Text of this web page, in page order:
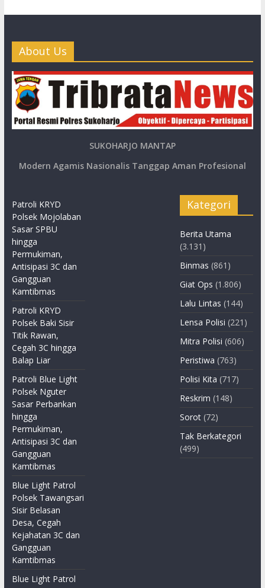
About Us
SUKOHARJO MANTAP
Modern Agamis Nasionalis Tanggap Aman Profesional
Patroli KRYD
Polsek Mojolaban
Sasar SPBU
hingga
Permukiman,
Antisipasi 3C dan
Gangguan
Kamtibmas
Patroli KRYD
Polsek Baki Sisir
Titik Rawan,
Cegah 3C hingga
Balap Liar
Patroli Blue Light
Polsek Nguter
Sasar Perbankan
hingga
Permukiman,
Antisipasi 3C dan
Gangguan
Kamtibmas
Blue Light Patrol
Polsek Tawangsari
Sisir Belasan
Desa, Cegah
Kejahatan 3C dan
Gangguan
Kamtibmas
Blue Light Patrol
Kategori
Berita Utama
(3.131)
Binmas (861)
Giat Ops (1.806)
Lalu Lintas (144)
Lensa Polisi (221)
Mitra Polisi (606)
Peristiwa (763)
Polisi Kita (717)
Reskrim (148)
Sorot (72)
Tak Berkategori
(499)